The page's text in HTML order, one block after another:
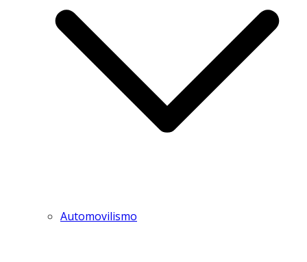
Automovilismo